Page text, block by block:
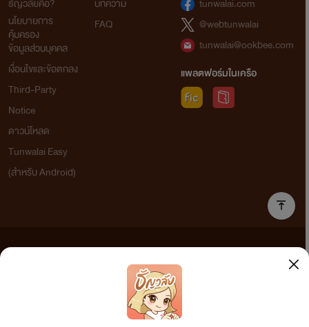
ธัญวลัยคือ?
นโยบายการ
คุ้มครอง
ข้อมูลส่วนบุคคล
เงื่อนไขและข้อตกลง
Third-Party
Notice
ดาวน์โหลด
Tunwalai Easy
(สำหรับ Android)
บทความ
FAQ
tunwalai.com
@webtunwalai
tunwalai@ookbee.com
แพลตฟอร์มในเครือ
เว็บไซต์แห่งนี้ไม่ได้เห็นด้วยและไม่ขอรับผิดชอบต่อข้อความใดๆ ทั้งสิ้น ดังนั้นผู้อ่านทุกท่านโปรดใช้
วิจารณญาณในการกลั่นกรองด้วยตนเอง และหากท่านพบข้อความใดๆ ที่ขัดต่อกฎหมายและศีลธรรม
กรุณาแจ้งมาที่ tunwalai@ookbee.com เพื่อทีมงานจะได้ดำเนินการในทันที ทั้งนี้ ทางเว็บไซต์ขอสงวน
ลิขสิทธิ์ตามพระราชบัญญัติลิขสิทธิ์ (ฉบับเพิ่มเติม) พ.ศ.2558